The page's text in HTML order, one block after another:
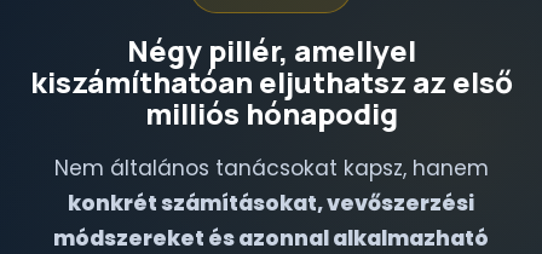
Négy pillér, amellyel
kiszámíthatóan eljuthatsz az első
milliós hónapodig
Nem általános tanácsokat kapsz, hanem
konkrét számításokat, vevőszerzési
módszereket és azonnal alkalmazható